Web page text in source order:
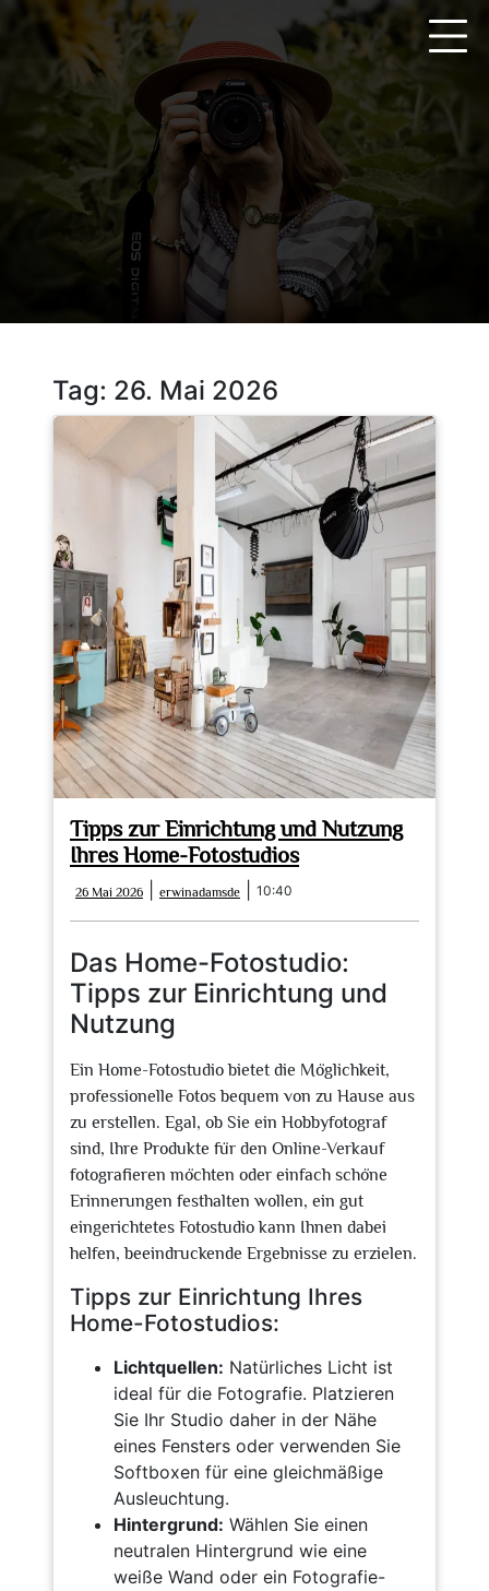
springen
Tag: 26. Mai 2026
Tipps zur Einrichtung und Nutzung
Ihres Home-Fotostudios
26 Mai 2026
Mai
2026
erwinadamsde erwinadamsde
10:40
Das Home-Fotostudio:
Tipps zur Einrichtung und
Nutzung
Ein Home-Fotostudio bietet die Möglichkeit,
professionelle Fotos bequem von zu Hause aus
zu erstellen. Egal, ob Sie ein Hobbyfotograf
sind, Ihre Produkte für den Online-Verkauf
fotografieren möchten oder einfach schöne
Erinnerungen festhalten wollen, ein gut
eingerichtetes Fotostudio kann Ihnen dabei
helfen, beeindruckende Ergebnisse zu erzielen.
Tipps zur Einrichtung Ihres
Home-Fotostudios:
Lichtquellen: Natürliches Licht ist
ideal für die Fotografie. Platzieren
Sie Ihr Studio daher in der Nähe
eines Fensters oder verwenden Sie
Softboxen für eine gleichmäßige
Ausleuchtung.
Hintergrund: Wählen Sie einen
neutralen Hintergrund wie eine
weiße Wand oder ein Fotografie-